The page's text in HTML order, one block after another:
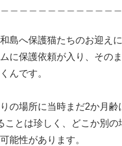
島へ保護猫たちのお迎え
に保護依頼が入り、その
んです。
の場所に当時まだ2か月齢
ことは珍しく、どこか別の
能性があります。